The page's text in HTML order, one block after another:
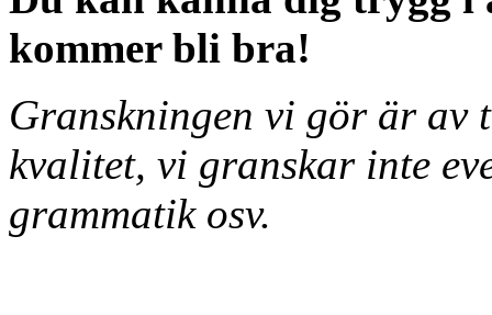
kommer bli bra!
Granskningen vi gör är av
kvalitet, vi granskar inte
grammatik osv.